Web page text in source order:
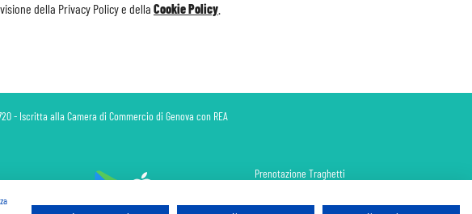
della Privacy Policye della Cookie Policy
- Iscritta alla Camera di Commercio di Genova con REA
Prenotazione Traghetti